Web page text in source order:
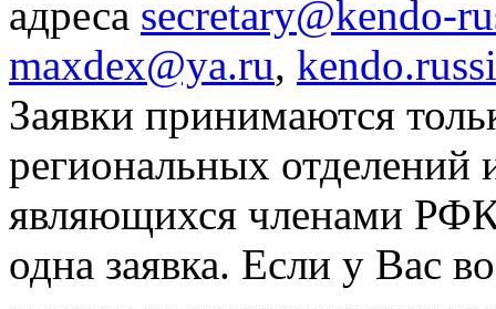
адреса secretary@kendo-
maxdex@ya.ru,
Заявки принимаются
региональных
являющихся членами
одна заявка. Если у Вас